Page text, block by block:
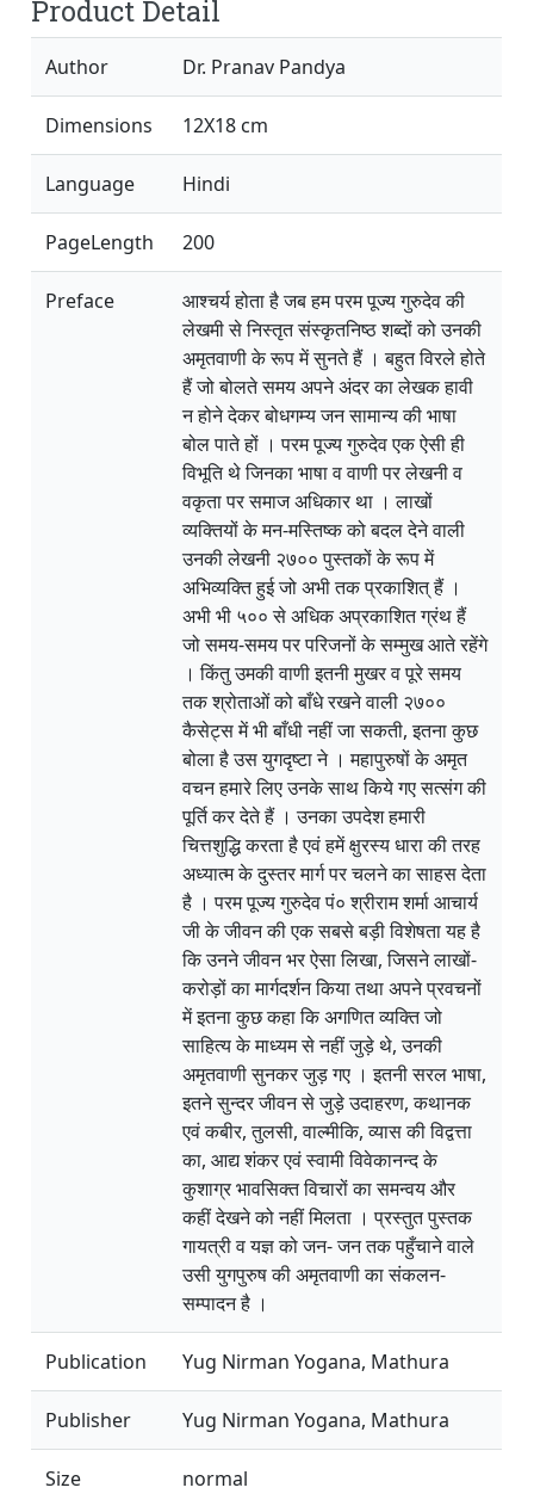
Product Detail
Author Dr. Pranav Pandya
Dimensions 12X18 cm
Language Hindi
PageLength 200
Preface
आश्चर्य होता है जब हम परम पूज्य गुरुदेव की
लेखमी से निस्तृत संस्कृतनिष्ठ शब्दों को उनकी
अमृतवाणी के रूप में सुनते हैं । बहुत विरले होते
हैं जो बोलते समय अपने अंदर का लेखक हावी
न होने देकर बोधगम्य जन सामान्य की भाषा
बोल पाते हों । परम पूज्य गुरुदेव एक ऐसी ही
विभूति थे जिनका भाषा व वाणी पर लेखनी व
वकृता पर समाज अधिकार था । लाखों
व्यक्तियों के मन-मस्तिष्क को बदल देने वाली
उनकी लेखनी २७०० पुस्तकों के रूप में
अभिव्यक्ति हुई जो अभी तक प्रकाशित् हैं ।
अभी भी ५०० से अधिक अप्रकाशित ग्रंथ हैं
जो समय-समय पर परिजनों के सम्मुख आते रहेंगे
। किंतु उमकी वाणी इतनी मुखर व पूरे समय
तक श्रोताओं को बाँधे रखने वाली २७००
कैसेट्स में भी बाँधी नहीं जा सकती, इतना कुछ
बोला है उस युगदृष्टा ने । महापुरुषों के अमृत
वचन हमारे लिए उनके साथ किये गए सत्संग की
पूर्ति कर देते हैं । उनका उपदेश हमारी
चित्तशुद्धि करता है एवं हमें क्षुरस्य धारा की तरह
अध्यात्म के दुस्तर मार्ग पर चलने का साहस देता
है । परम पूज्य गुरुदेव पं० श्रीराम शर्मा आचार्य
जी के जीवन की एक सबसे बड़ी विशेषता यह है
कि उनने जीवन भर ऐसा लिखा, जिसने लाखों-
करोड़ों का मार्गदर्शन किया तथा अपने प्रवचनों
में इतना कुछ कहा कि अगणित व्यक्ति जो
साहित्य के माध्यम से नहीं जुड़े थे, उनकी
अमृतवाणी सुनकर जुड़ गए । इतनी सरल भाषा,
इतने सुन्दर जीवन से जुड़े उदाहरण, कथानक
एवं कबीर, तुलसी, वाल्मीकि, व्यास की विद्वत्ता
का, आद्य शंकर एवं स्वामी विवेकानन्द के
कुशाग्र भावसिक्त विचारों का समन्वय और
कहीं देखने को नहीं मिलता । प्रस्तुत पुस्तक
गायत्री व यज्ञ को जन- जन तक पहुँचाने वाले
उसी युगपुरुष की अमृतवाणी का संकलन-
सम्पादन है ।
Publication Yug Nirman Yogana, Mathura
Publisher Yug Nirman Yogana, Mathura
Size normal